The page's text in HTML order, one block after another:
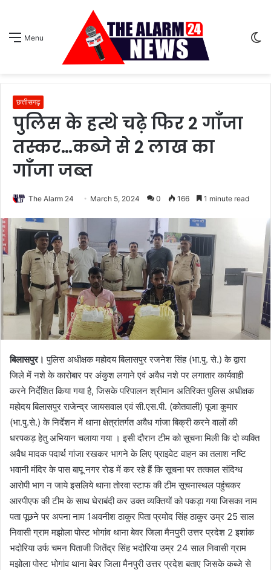
Menu
छत्तीसगढ़
पुलिस के हत्थे चढ़े फिर 2 गाँजा
तस्कर…कब्जे से 2 लाख का
गाँजा जब्त
The Alarm 24 March 5, 2024 0 166 1 minute read
बिलासपुर। पुलिस अधीक्षक महोदय बिलासपुर रजनेश सिंह (भा.पु. से.) के द्वारा
जिले में नशे के कारोबार पर अंकुश लगाने एवं अवैध नशे पर लगातार कार्यवाही
करने निर्देशित किया गया है, जिसके परिपालन श्रीमान अतिरिक्त पुलिस अधीक्षक
महोदय बिलासपुर राजेन्द्र जायसवाल एवं सी.एस.पी. (कोतवाली) पूजा कुमार
(भा.पु.से.) के निर्देशन में थाना क्षेत्रांतर्गत अवैध गांजा बिक्री करने वालों की
धरपकड़ हेतु अभियान चलाया गया । इसी दौरान टीम को सूचना मिली कि दो व्यक्ति
अवैध मादक पदार्थ गांजा रखकर भागने के लिए प्राइवेट वाहन का तलाश नष्टि
भवानी मंदिर के पास बापू नगर रोड में कर रहे हैं कि सूचना पर तत्काल संदिग्ध
आरोपी भाग न जाये इसलिये थाना तोरवा स्टाफ की टीम सूचनास्थल पहुंचकर
आरपीएफ की टीम के साथ घेराबंदी कर उक्त व्यक्तियों को पकड़ा गया जिसका नाम
पता पूछने पर अपना नाम 1अवनीश ठाकुर पिता प्रमोद सिंह ठाकुर उम्र 25 साल
निवासी ग्राम मझोला पोस्ट भोगांव थाना बेवर जिला मैनपुरी उत्तर प्रदेश 2 इशांक
भदोरिया उर्फ चमन पिताजी जितेंद्र सिंह भदोरिया उम्र 24 साल निवासी ग्राम
मझोला पोस्ट भोगांव थाना बेवर जिला मैनपुरी उत्तर प्रदेश बताए जिसके कब्जे से